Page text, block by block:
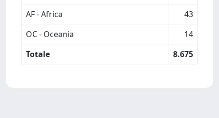
AF - Africa
43
OC - Oceania
14
Totale
8.675